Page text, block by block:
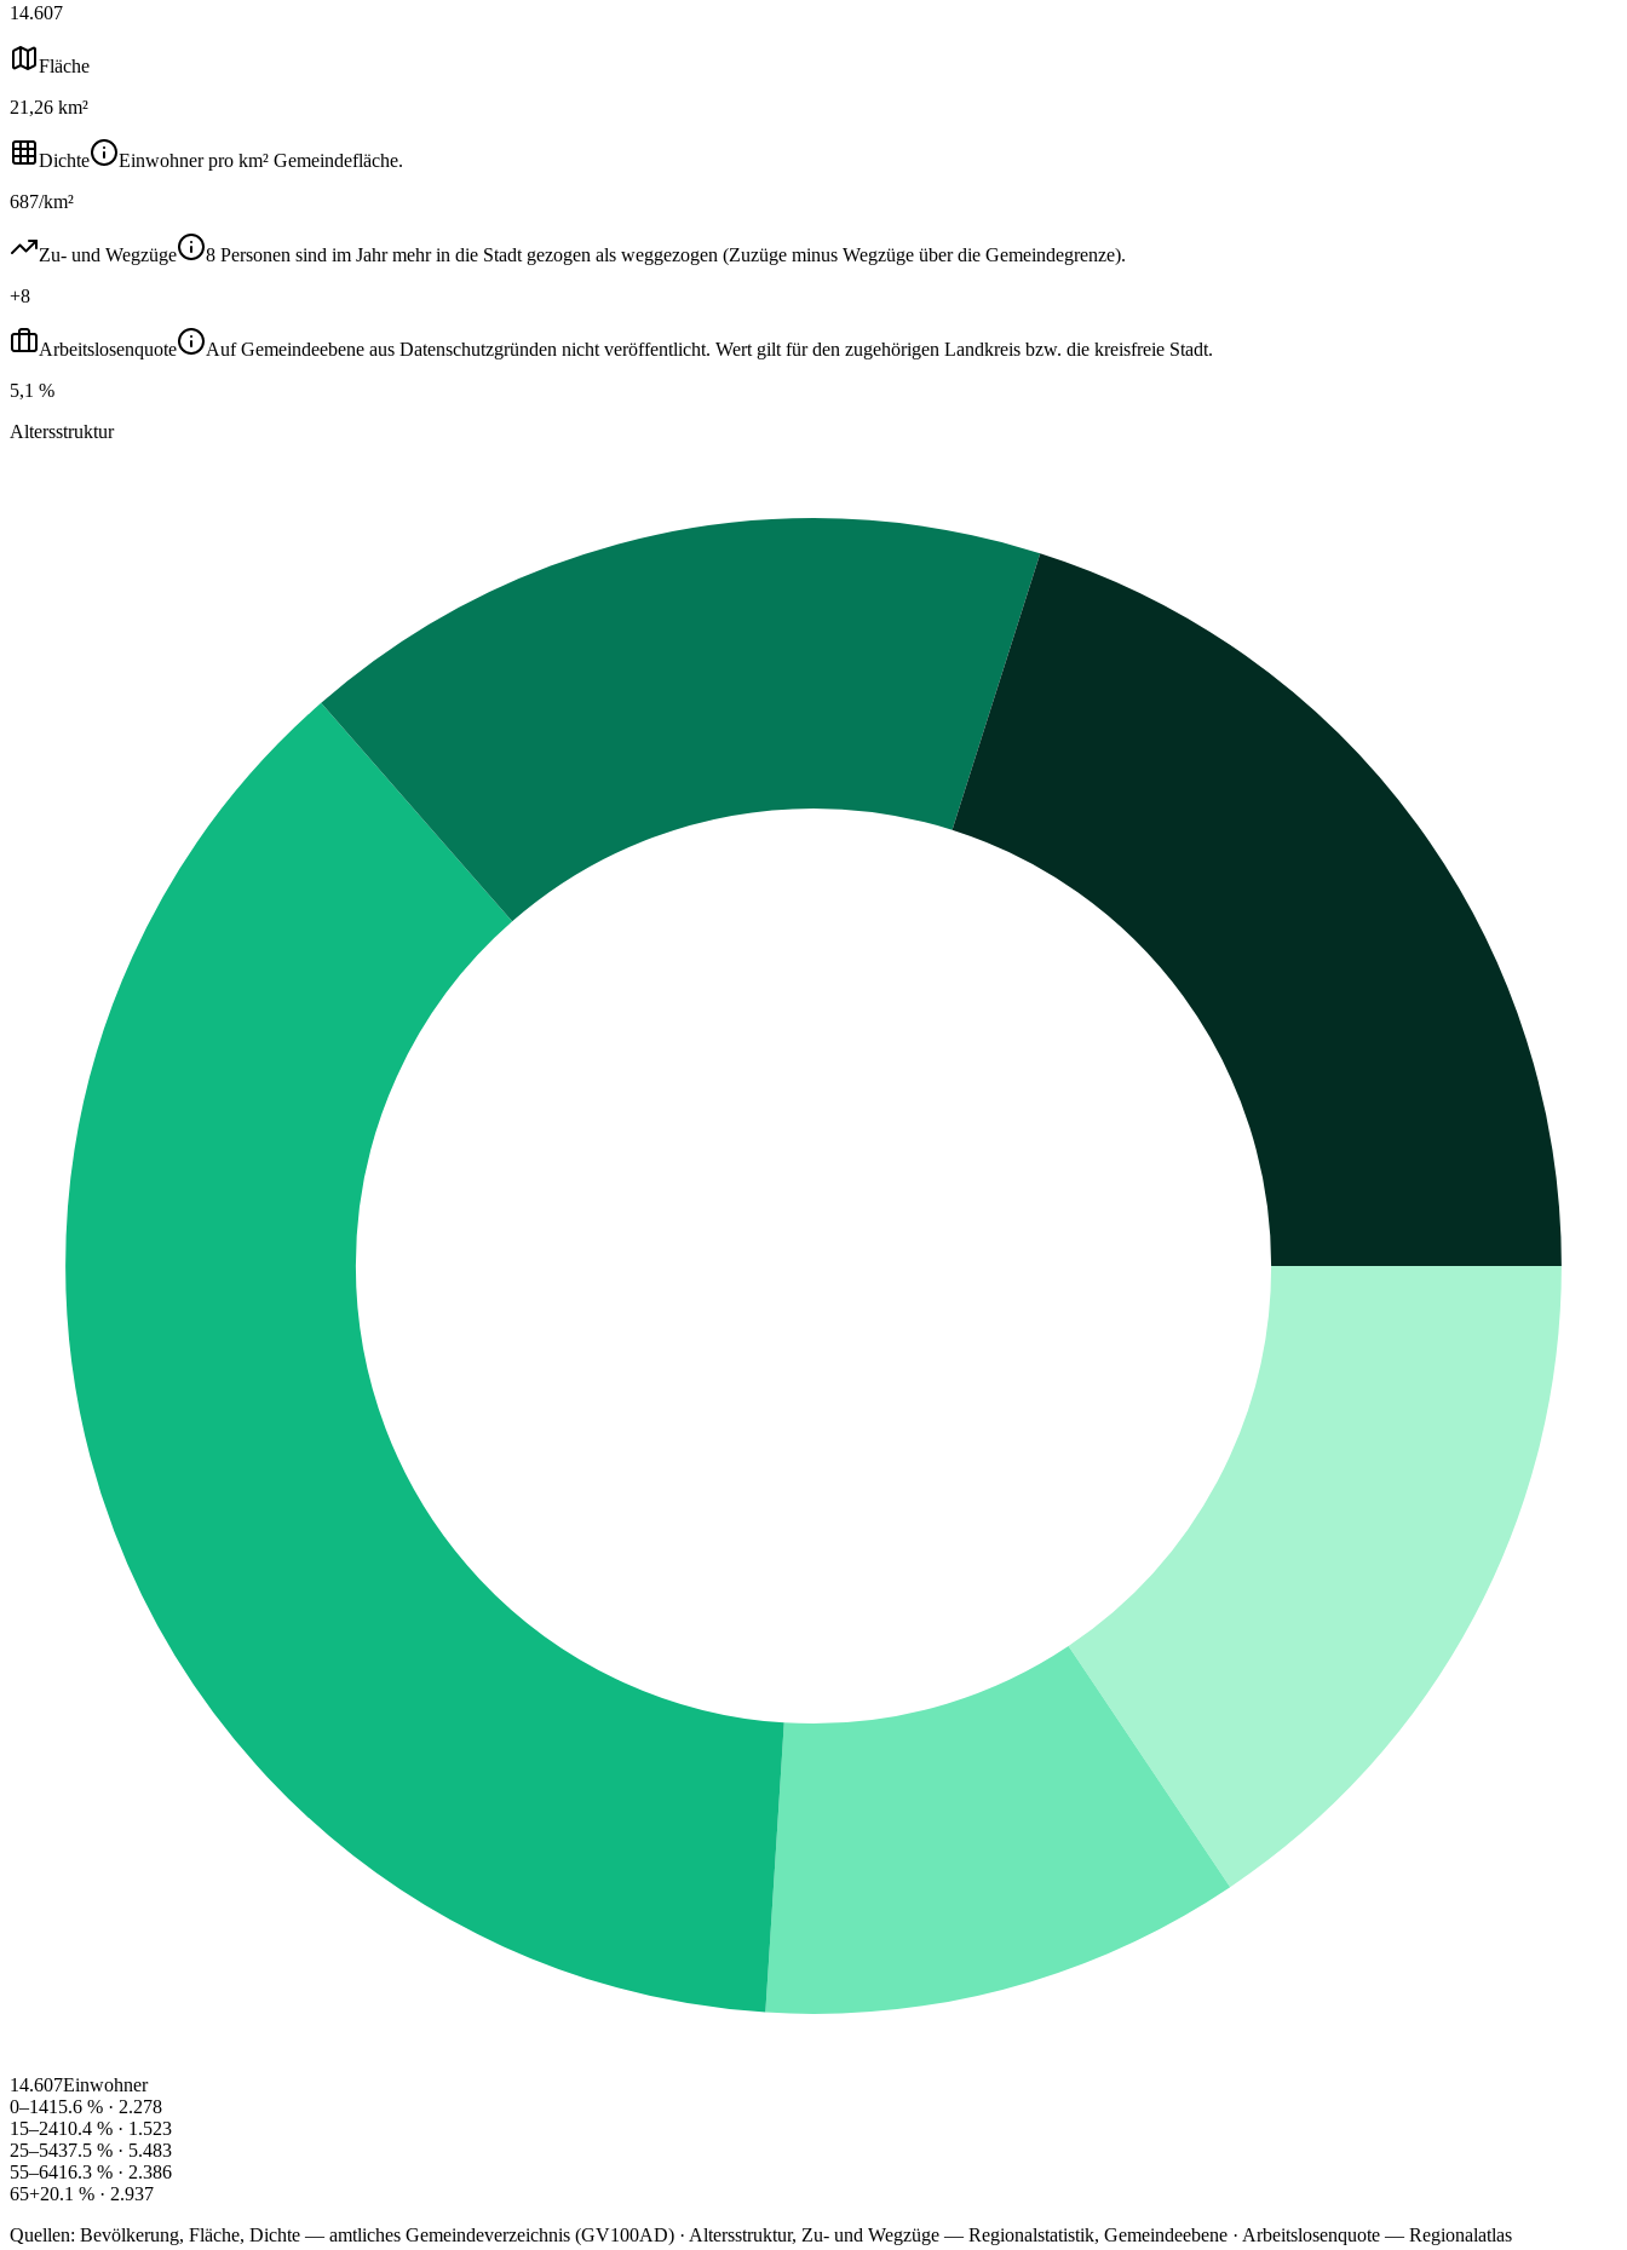
14.607
Fläche
21,26 km²
Dichte
Einwohner pro km² Gemeindefläche.
687/km²
Zu- und Wegzüge
8 Personen sind im Jahr mehr in die Stadt gezogen als weggezogen (Zuzüge minus Wegzüge über die Gemeindegrenze).
+8
Arbeitslosenquote
Auf Gemeindeebene aus Datenschutzgründen nicht veröffentlicht. Wert gilt für den zugehörigen Landkreis bzw. die kreisfreie Stadt.
5,1 %
Altersstruktur
14.607Einwohner
0–1415.6 % · 2.278
15–2410.4 % · 1.523
25–5437.5 % · 5.483
55–6416.3 % · 2.386
65+20.1 % · 2.937
Quellen: Bevölkerung, Fläche, Dichte — amtliches Gemeindeverzeichnis (GV100AD) · Altersstruktur, Zu- und Wegzüge — Regionalstatistik, Gemeindeebene · Arbeitslosenquote — Regionalatlas